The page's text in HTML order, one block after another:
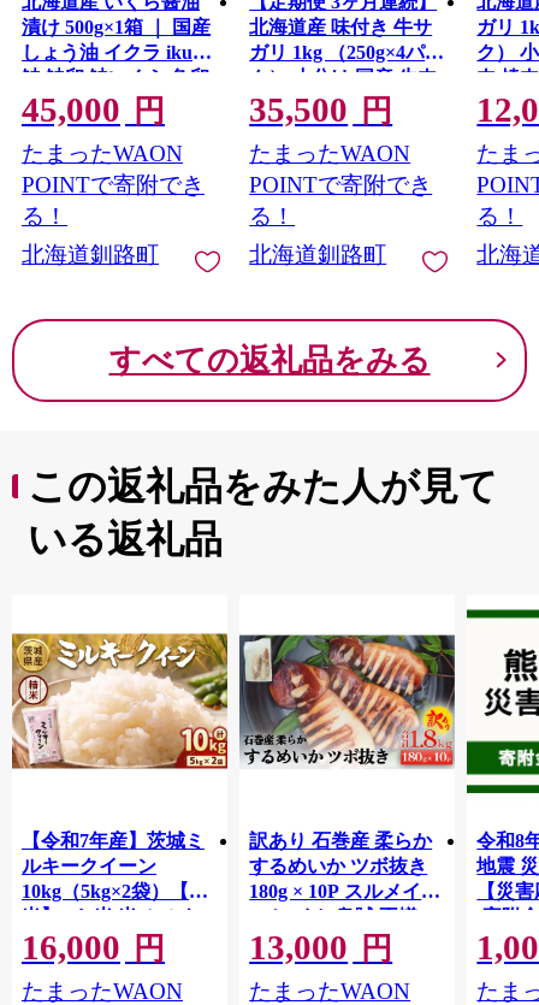
漬け 500g×1箱 ｜ 国産
しょう油 イクラ ikura
鮭 鮭卵 鮭いくら 魚卵
冷凍 魚介人気 スピー
ド発送 すぐ届く 魚介
類 海鮮 笹谷商店 せん
のすけ すぐ発送 50000
円 北海道 釧路町 釧路
超 特産品
45,000 円
たまったWAON
POINTで寄附でき
る！
北海道釧路町
北海道産 味付き 牛サ
ガリ 1kg （250g×4パッ
ク） 小分け 国産 牛肉
焼肉 サガリ ハラミ 牛
牛ハラミ 焼き肉 BBQ
bbq 一人暮らし セット
おかず 牛サガリ丼 ホ
ルモン 冷凍 焼肉食材
専門店 トリプリしお
た 定期便 3ヶ月 3回 北
海道 釧路町 釧路超 特
35,500 円
たまったWAON
POINTで寄附でき
る！
北海道釧路町
ガリ
ク）
肉 焼
牛 牛
BBQ
ホル
材専門
おた
釧路町
たま
る！
北海
すべての返礼品をみる
この返礼品をみた人が見て
いる返礼品
【令和7年産】茨城ミ
ルキークイーン
10kg（5kg×2袋）【精
米】 | お米 米 ミルキ
ークィーン 茨城県産
白米 もちもち お弁当
おにぎり
16,000 円
たまったWAON
訳あり 石巻産 柔らか
するめいか ツボ抜き
180g × 10P スルメイカ
いか イカ 烏賊 不揃い
小分け 下処理済み 時
短調理 こだわり 冷凍
海鮮 魚介 おかず おつ
13,000 円
たまったWAON
令和8
地震
【災
(寄附
【返
地のた
共同
たま